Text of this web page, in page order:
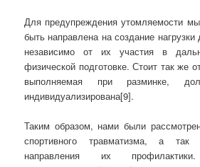
Для предупреждения утомляемости
быть направлена на создание
независимо от их участия в
физической подготовке. Стоит так же
выполняемая при разминке,
индивидуализирована[9].
Таким образом, нами были
спортивного травматизма, а так
направления их профилактики.